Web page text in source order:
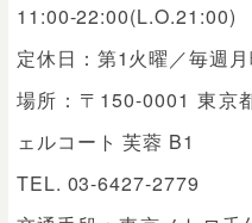
11:00-22:00(L.O.21:00)
定休日：第1火曜／毎週
場所：〒150-0001 東京
ェルコート 芙蓉 B1
TEL. 03-6427-2779